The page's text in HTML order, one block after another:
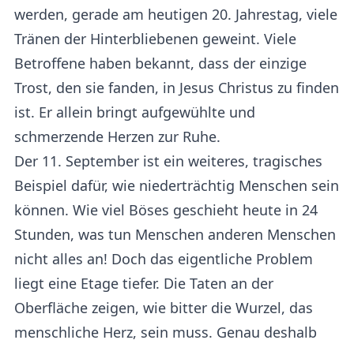
werden, gerade am heutigen 20. Jahrestag, viele
Tränen der Hinterbliebenen geweint. Viele
Betroffene haben bekannt, dass der einzige
Trost, den sie fanden, in Jesus Christus zu finden
ist. Er allein bringt aufgewühlte und
schmerzende Herzen zur Ruhe.
Der 11. September ist ein weiteres, tragisches
Beispiel dafür, wie niederträchtig Menschen sein
können. Wie viel Böses geschieht heute in 24
Stunden, was tun Menschen anderen Menschen
nicht alles an! Doch das eigentliche Problem
liegt eine Etage tiefer. Die Taten an der
Oberfläche zeigen, wie bitter die Wurzel, das
menschliche Herz, sein muss. Genau deshalb